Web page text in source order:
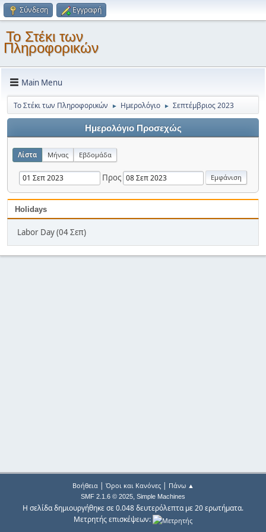
Σύνδεση Εγγραφή
Το Στέκι των
Πληροφορικών
Main Menu
Το Στέκι των Πληροφορικών ► Ημερολόγιο ► Σεπτέμβριος 2023
Ημερολόγιο Προσεχώς
Λίστα Μήνας Εβδομάδα
Προς
Holidays
Labor Day (04 Σεπ)
Βοήθεια| Όροι και Κανόνες| Πάνω ▲
SMF 2.1.6 © 2025, Simple Machines
Η σελίδα δημιουργήθηκε σε 0.048 δευτερόλεπτα με 20 ερωτήματα.
Μετρητής επισκέψεων: